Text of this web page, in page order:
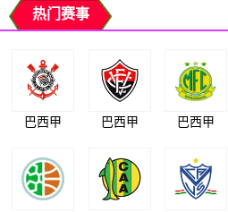
热门赛事
巴西甲 巴西甲 巴西甲